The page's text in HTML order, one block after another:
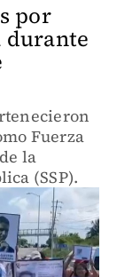
por
durante
Fuerza
la
(SSP).